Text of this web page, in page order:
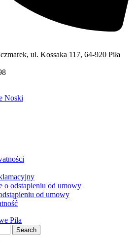
ul. Kossaka 117, 64-920 Piła
Noski
o odstapieniu od umowy
od umowy
Piła
Search